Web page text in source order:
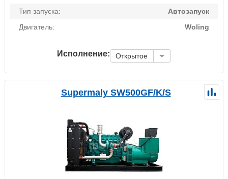
Тип запуска:
Автозапуск
Двигатель:
Woling
Исполнение: Открытое
Supermaly SW500GF/K/S